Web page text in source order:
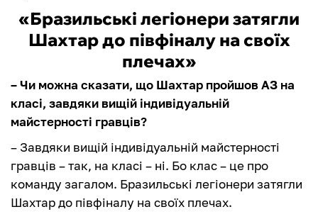
«Бразильські легіонери затягли
Шахтар до півфіналу на своїх
плечах»
– Чи можна сказати, що Шахтар пройшов АЗ на
класі, завдяки вищій індивідуальній
майстерності гравців?
– Завдяки вищій індивідуальній майстерності
гравців – так, на класі – ні. Бо клас – це про
команду загалом. Бразильські легіонери затягли
Шахтар до півфіналу на своїх плечах.